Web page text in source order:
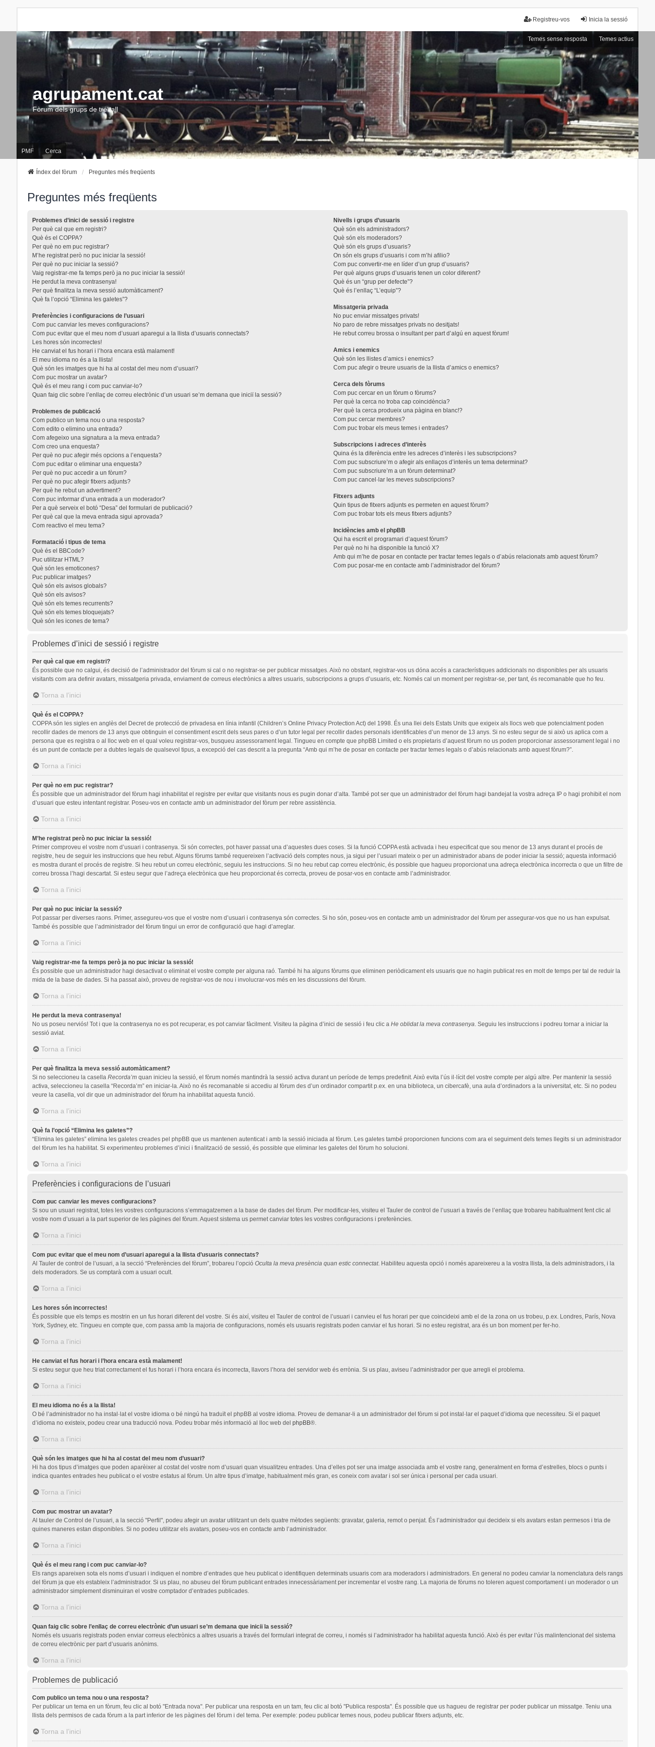
Inicia la sessió
Registreu-vos
Temes sense resposta Temes actius
agrupament.cat
Fòrum dels grups de treball
PMF Cerca
Índex del fòrum Preguntes més freqüents
Preguntes més freqüents
Problemes d’inici de sessió i registre
Per què cal que em registri?
Què és el COPPA?
Per què no em puc registrar?
M’he registrat però no puc iniciar la sessió!
Per què no puc iniciar la sessió?
Vaig registrar-me fa temps però ja no puc iniciar la sessió!
He perdut la meva contrasenya!
Per què finalitza la meva sessió automàticament?
Què fa l’opció “Elimina les galetes”?
Preferències i configuracions de l’usuari
Com puc canviar les meves configuracions?
Com puc evitar que el meu nom d’usuari aparegui a la llista d’usuaris connectats?
Les hores són incorrectes!
He canviat el fus horari i l’hora encara està malament!
El meu idioma no és a la llista!
Què són les imatges que hi ha al costat del meu nom d’usuari?
Com puc mostrar un avatar?
Què és el meu rang i com puc canviar-lo?
Quan faig clic sobre l’enllaç de correu electrònic d’un usuari se’m demana que iniciï la sessió?
Problemes de publicació
Com publico un tema nou o una resposta?
Com edito o elimino una entrada?
Com afegeixo una signatura a la meva entrada?
Com creo una enquesta?
Per què no puc afegir més opcions a l’enquesta?
Com puc editar o eliminar una enquesta?
Per què no puc accedir a un fòrum?
Per què no puc afegir fitxers adjunts?
Per què he rebut un advertiment?
Com puc informar d’una entrada a un moderador?
Per a què serveix el botó “Desa” del formulari de publicació?
Per què cal que la meva entrada sigui aprovada?
Com reactivo el meu tema?
Formatació i tipus de tema
Què és el BBCode?
Puc utilitzar HTML?
Què són les emoticones?
Puc publicar imatges?
Què són els avisos globals?
Què són els avisos?
Què són els temes recurrents?
Què són els temes bloquejats?
Què són les icones de tema?
Nivells i grups d’usuaris
Què són els administradors?
Què són els moderadors?
Què són els grups d’usuaris?
On són els grups d’usuaris i com m’hi afilio?
Com puc convertir-me en líder d’un grup d’usuaris?
Per què alguns grups d’usuaris tenen un color diferent?
Què és un “grup per defecte”?
Què és l’enllaç “L’equip”?
Missatgeria privada
No puc enviar missatges privats!
No paro de rebre missatges privats no desitjats!
He rebut correu brossa o insultant per part d’algú en aquest fòrum!
Amics i enemics
Què són les llistes d’amics i enemics?
Com puc afegir o treure usuaris de la llista d’amics o enemics?
Cerca dels fòrums
Com puc cercar en un fòrum o fòrums?
Per què la cerca no troba cap coincidència?
Per què la cerca produeix una pàgina en blanc!?
Com puc cercar membres?
Com puc trobar els meus temes i entrades?
Subscripcions i adreces d’interès
Quina és la diferència entre les adreces d’interès i les subscripcions?
Com puc subscriure’m o afegir als enllaços d’interès un tema determinat?
Com puc subscriure’m a un fòrum determinat?
Com puc cancel·lar les meves subscripcions?
Fitxers adjunts
Quin tipus de fitxers adjunts es permeten en aquest fòrum?
Com puc trobar tots els meus fitxers adjunts?
Incidències amb el phpBB
Qui ha escrit el programari d’aquest fòrum?
Per què no hi ha disponible la funció X?
Amb qui m’he de posar en contacte per tractar temes legals o d’abús relacionats amb aquest fòrum?
Com puc posar-me en contacte amb l’administrador del fòrum?
Problemes d’inici de sessió i registre
Per què cal que em registri?
És possible que no calgui, és decisió de l’administrador del fòrum si cal o no registrar-se per publicar missatges. Això no obstant, registrar-vos us dóna accés a característiques addicionals no disponibles per als usuaris
visitants com ara definir avatars, missatgeria privada, enviament de correus electrònics a altres usuaris, subscripcions a grups d’usuaris, etc. Només cal un moment per registrar-se, per tant, és recomanable que ho feu.
Torna a l’inici
Què és el COPPA?
COPPA són les sigles en anglès del Decret de protecció de privadesa en línia infantil (Children’s Online Privacy Protection Act) del 1998. És una llei dels Estats Units que exigeix als llocs web que potencialment poden
recollir dades de menors de 13 anys que obtinguin el consentiment escrit dels seus pares o d’un tutor legal per recollir dades personals identificables d’un menor de 13 anys. Si no esteu segur de si això us aplica com a
persona que es registra o al lloc web en el qual voleu registrar-vos, busqueu assessorament legal. Tingueu en compte que phpBB Limited o els propietaris d’aquest fòrum no us poden proporcionar assessorament legal i no
és un punt de contacte per a dubtes legals de qualsevol tipus, a excepció del cas descrit a la pregunta “Amb qui m’he de posar en contacte per tractar temes legals o d’abús relacionats amb aquest fòrum?”.
Torna a l’inici
Per què no em puc registrar?
És possible que un administrador del fòrum hagi inhabilitat el registre per evitar que visitants nous es pugin donar d’alta. També pot ser que un administrador del fòrum hagi bandejat la vostra adreça IP o hagi prohibit el nom
d’usuari que esteu intentant registrar. Poseu-vos en contacte amb un administrador del fòrum per rebre assistència.
Torna a l’inici
M’he registrat però no puc iniciar la sessió!
Primer comproveu el vostre nom d’usuari i contrasenya. Si són correctes, pot haver passat una d’aquestes dues coses. Si la funció COPPA està activada i heu especificat que sou menor de 13 anys durant el procés de
registre, heu de seguir les instruccions que heu rebut. Alguns fòrums també requereixen l’activació dels comptes nous, ja sigui per l’usuari mateix o per un administrador abans de poder iniciar la sessió; aquesta informació
es mostra durant el procés de registre. Si heu rebut un correu electrònic, seguiu les instruccions. Si no heu rebut cap correu electrònic, és possible que hagueu proporcionat una adreça electrònica incorrecta o que un filtre de
correu brossa l’hagi descartat. Si esteu segur que l’adreça electrònica que heu proporcionat és correcta, proveu de posar-vos en contacte amb l’administrador.
Torna a l’inici
Per què no puc iniciar la sessió?
Pot passar per diverses raons. Primer, assegureu-vos que el vostre nom d’usuari i contrasenya són correctes. Si ho són, poseu-vos en contacte amb un administrador del fòrum per assegurar-vos que no us han expulsat.
També és possible que l’administrador del fòrum tingui un error de configuració que hagi d’arreglar.
Torna a l’inici
Vaig registrar-me fa temps però ja no puc iniciar la sessió!
És possible que un administrador hagi desactivat o eliminat el vostre compte per alguna raó. També hi ha alguns fòrums que eliminen periòdicament els usuaris que no hagin publicat res en molt de temps per tal de reduir la
mida de la base de dades. Si ha passat això, proveu de registrar-vos de nou i involucrar-vos més en les discussions del fòrum.
Torna a l’inici
He perdut la meva contrasenya!
No us poseu nerviós! Tot i que la contrasenya no es pot recuperar, es pot canviar fàcilment. Visiteu la pàgina d’inici de sessió i feu clic a He oblidat la meva contrasenya. Seguiu les instruccions i podreu tornar a iniciar la
sessió aviat.
Torna a l’inici
Per què finalitza la meva sessió automàticament?
Si no seleccioneu la casella Recorda’mquan inicieu la sessió, el fòrum només mantindrà la sessió activa durant un període de temps predefinit. Això evita l’ús il·lícit del vostre compte per algú altre. Per mantenir la sessió
activa, seleccioneu la casella “Recorda’m” en iniciar-la. Això no és recomanable si accediu al fòrum des d’un ordinador compartit p.ex. en una biblioteca, un cibercafè, una aula d’ordinadors a la universitat, etc. Si no podeu
veure la casella, vol dir que un administrador del fòrum ha inhabilitat aquesta funció.
Torna a l’inici
Què fa l’opció “Elimina les galetes”?
“Elimina les galetes” elimina les galetes creades pel phpBB que us mantenen autenticat i amb la sessió iniciada al fòrum. Les galetes també proporcionen funcions com ara el seguiment dels temes llegits si un administrador
del fòrum les ha habilitat. Si experimenteu problemes d’inici i finalització de sessió, és possible que eliminar les galetes del fòrum ho solucioni.
Torna a l’inici
Preferències i configuracions de l’usuari
Com puc canviar les meves configuracions?
Si sou un usuari registrat, totes les vostres configuracions s’emmagatzemen a la base de dades del fòrum. Per modificar-les, visiteu el Tauler de control de l’usuari a través de l’enllaç que trobareu habitualment fent clic al
vostre nom d’usuari a la part superior de les pàgines del fòrum. Aquest sistema us permet canviar totes les vostres configuracions i preferències.
Torna a l’inici
Com puc evitar que el meu nom d’usuari aparegui a la llista d’usuaris connectats?
Al Tauler de control de l’usuari, a la secció “Preferències del fòrum”, trobareu l’opció Oculta la meva presència quan estic connectat. Habiliteu aquesta opció i només apareixereu a la vostra llista, la dels administradors, i la
dels moderadors. Se us comptarà com a usuari ocult.
Torna a l’inici
Les hores són incorrectes!
És possible que els temps es mostrin en un fus horari diferent del vostre. Si és així, visiteu el Tauler de control de l’usuari i canvieu el fus horari per que coincideixi amb el de la zona on us trobeu, p.ex. Londres, París, Nova
York, Sydney, etc. Tingueu en compte que, com passa amb la majoria de configuracions, només els usuaris registrats poden canviar el fus horari. Si no esteu registrat, ara és un bon moment per fer-ho.
Torna a l’inici
He canviat el fus horari i l’hora encara està malament!
Si esteu segur que heu triat correctament el fus horari i l’hora encara és incorrecta, llavors l’hora del servidor web és errònia. Si us plau, aviseu l’administrador per que arregli el problema.
Torna a l’inici
El meu idioma no és a la llista!
O bé l’administrador no ha instal·lat el vostre idioma o bé ningú ha traduït el phpBB al vostre idioma. Proveu de demanar-li a un administrador del fòrum si pot instal·lar el paquet d’idioma que necessiteu. Si el paquet
d’idioma no existeix, podeu crear una traducció nova. Podeu trobar més informació al lloc web del phpBB®.
Torna a l’inici
Què són les imatges que hi ha al costat del meu nom d’usuari?
Hi ha dos tipus d’imatges que poden aparèixer al costat del vostre nom d’usuari quan visualitzeu entrades. Una d’elles pot ser una imatge associada amb el vostre rang, generalment en forma d’estrelles, blocs o punts i
indica quantes entrades heu publicat o el vostre estatus al fòrum. Un altre tipus d’imatge, habitualment més gran, es coneix com avatar i sol ser única i personal per cada usuari.
Torna a l’inici
Com puc mostrar un avatar?
Al tauler de Control de l’usuari, a la secció "Perfil", podeu afegir un avatar utilitzant un dels quatre mètodes següents: gravatar, galeria, remot o penjat. És l’administrador qui decideix si els avatars estan permesos i tria de
quines maneres estan disponibles. Si no podeu utilitzar els avatars, poseu-vos en contacte amb l’administrador.
Torna a l’inici
Què és el meu rang i com puc canviar-lo?
Els rangs apareixen sota els noms d’usuari i indiquen el nombre d’entrades que heu publicat o identifiquen determinats usuaris com ara moderadors i administradors. En general no podeu canviar la nomenclatura dels rangs
del fòrum ja que els estableix l’administrador. Si us plau, no abuseu del fòrum publicant entrades innecessàriament per incrementar el vostre rang. La majoria de fòrums no toleren aquest comportament i un moderador o un
administrador simplement disminuiran el vostre comptador d’entrades publicades.
Torna a l’inici
Quan faig clic sobre l’enllaç de correu electrònic d’un usuari se’m demana que iniciï la sessió?
Només els usuaris registrats poden enviar correus electrònics a altres usuaris a través del formulari integrat de correu, i només si l’administrador ha habilitat aquesta funció. Això és per evitar l’ús malintencionat del sistema
de correu electrònic per part d’usuaris anònims.
Torna a l’inici
Problemes de publicació
Com publico un tema nou o una resposta?
Per publicar un tema en un fòrum, feu clic al botó "Entrada nova". Per publicar una resposta en un tam, feu clic al botó "Publica resposta". És possible que us hagueu de registrar per poder publicar un missatge. Teniu una
llista dels permisos de cada fòrum a la part inferior de les pàgines del fòrum i del tema. Per exemple: podeu publicar temes nous, podeu publicar fitxers adjunts, etc.
Torna a l’inici